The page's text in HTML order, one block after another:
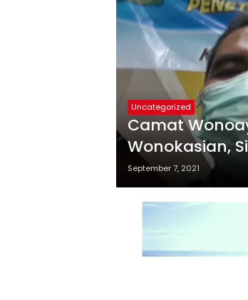
Uncategorized
Camat
Wonokasian,
September 7, 2021